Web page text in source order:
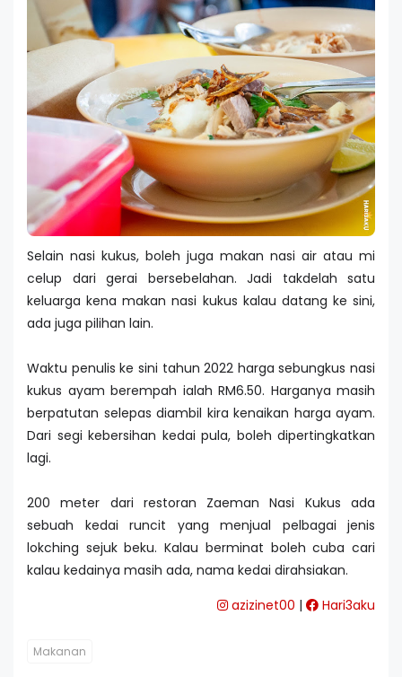
Selain nasi kukus, boleh juga makan nasi air atau mi
celup dari gerai bersebelahan. Jadi takdelah satu
keluarga kena makan nasi kukus kalau datang ke sini,
ada juga pilihan lain.
Waktu penulis ke sini tahun 2022 harga sebungkus nasi
kukus ayam berempah ialah RM6.50. Harganya masih
berpatutan selepas diambil kira kenaikan harga ayam.
Dari segi kebersihan kedai pula, boleh dipertingkatkan
lagi.
200 meter dari restoran Zaeman Nasi Kukus ada
sebuah kedai runcit yang menjual pelbagai jenis
lokching sejuk beku. Kalau berminat boleh cuba cari
kalau kedainya masih ada, nama kedai dirahsiakan.
azizinet00 | Hari3aku
Makanan